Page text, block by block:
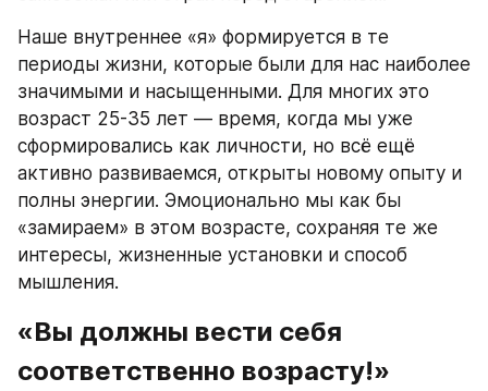
Наше внутреннее «я» формируется в те
периоды жизни, которые были для нас наиболее
значимыми и насыщенными. Для многих это
возраст 25-35 лет — время, когда мы уже
сформировались как личности, но всё ещё
активно развиваемся, открыты новому опыту и
полны энергии. Эмоционально мы как бы
«замираем» в этом возрасте, сохраняя те же
интересы, жизненные установки и способ
мышления.
«Вы должны вести себя
соответственно возрасту!»